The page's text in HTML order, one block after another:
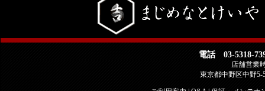
電話 03-5318-
店舗営業
東京都中野区中野